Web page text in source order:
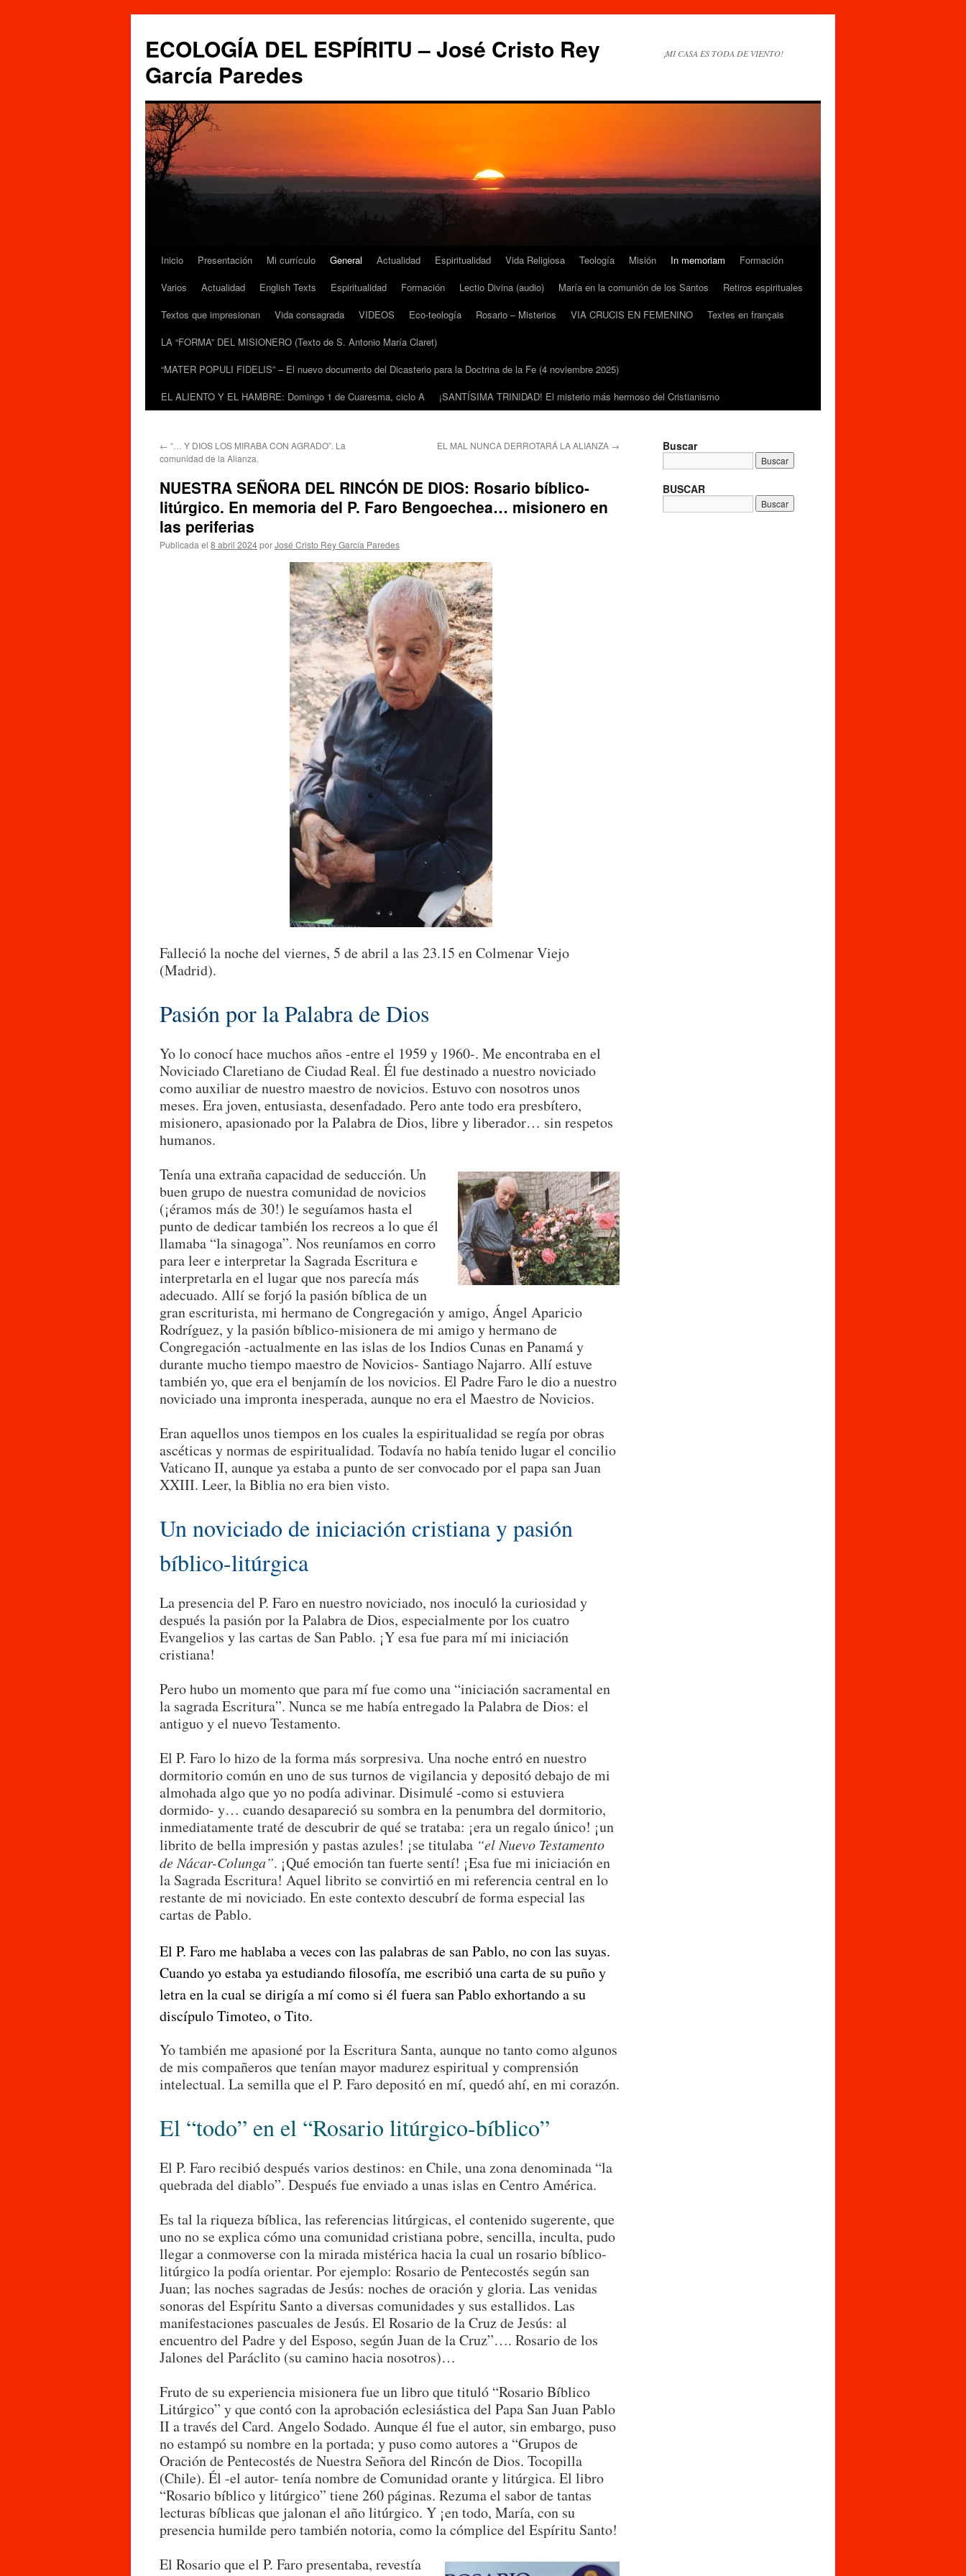
contenido
ECOLOGÍA DEL ESPÍRITU – José Cristo Rey
García Paredes
¡MI CASA ES TODA DE VIENTO!
Inicio Presentación Mi currículo General Actualidad Espiritualidad Vida Religiosa Teología Misión In memoriam
Formación
Varios
Actualidad English Texts Espiritualidad Formación Lectio Divina (audio) María en la comunión de los Santos
Retiros espirituales
Textos que impresionan
Vida consagrada VIDEOS Eco-teología Rosario – Misterios VIA CRUCIS EN FEMENINO
Textes en français
LA “FORMA” DEL MISIONERO (Texto de S. Antonio María Claret)
“MATER POPULI FIDELIS” – El nuevo documento del Dicasterio para la Doctrina de la Fe (4 noviembre 2025)
EL ALIENTO Y EL HAMBRE: Domingo 1 de Cuaresma, ciclo A
¡SANTÍSIMA TRINIDAD! El misterio más hermoso del Cristianismo
← “… Y DIOS LOS MIRABA CON AGRADO”. La
comunidad de la Alianza.
EL MAL NUNCA DERROTARÁ LA ALIANZA →
NUESTRA SEÑORA DEL RINCÓN DE DIOS: Rosario bíblico-
litúrgico. En memoria del P. Faro Bengoechea… misionero en
las periferias
Publicada el 8 abril 2024porJosé Cristo Rey García Paredes
Falleció la noche del viernes, 5 de abril a las 23.15 en Colmenar Viejo
(Madrid).
Pasión por la Palabra de Dios
Yo lo conocí hace muchos años -entre el 1959 y 1960-. Me encontraba en el
Noviciado Claretiano de Ciudad Real. Él fue destinado a nuestro noviciado
como auxiliar de nuestro maestro de novicios. Estuvo con nosotros unos
meses. Era joven, entusiasta, desenfadado. Pero ante todo era presbítero,
misionero, apasionado por la Palabra de Dios, libre y liberador… sin respetos
humanos.
Tenía una extraña capacidad de seducción. Un
buen grupo de nuestra comunidad de novicios
(¡éramos más de 30!) le seguíamos hasta el
punto de dedicar también los recreos a lo que él
llamaba “la sinagoga”. Nos reuníamos en corro
para leer e interpretar la Sagrada Escritura e
interpretarla en el lugar que nos parecía más
adecuado. Allí se forjó la pasión bíblica de un
gran escriturista, mi hermano de Congregación y amigo, Ángel Aparicio
Rodríguez, y la pasión bíblico-misionera de mi amigo y hermano de
Congregación -actualmente en las islas de los Indios Cunas en Panamá y
durante mucho tiempo maestro de Novicios- Santiago Najarro. Allí estuve
también yo, que era el benjamín de los novicios. El Padre Faro le dio a nuestro
noviciado una impronta inesperada, aunque no era el Maestro de Novicios.
Eran aquellos unos tiempos en los cuales la espiritualidad se regía por obras
ascéticas y normas de espiritualidad. Todavía no había tenido lugar el concilio
Vaticano II, aunque ya estaba a punto de ser convocado por el papa san Juan
XXIII. Leer, la Biblia no era bien visto.
Un noviciado de iniciación cristiana y pasión
bíblico-litúrgica
La presencia del P. Faro en nuestro noviciado, nos inoculó la curiosidad y
después la pasión por la Palabra de Dios, especialmente por los cuatro
Evangelios y las cartas de San Pablo. ¡Y esa fue para mí mi iniciación
cristiana!
Pero hubo un momento que para mí fue como una “iniciación sacramental en
la sagrada Escritura”. Nunca se me había entregado la Palabra de Dios: el
antiguo y el nuevo Testamento.
El P. Faro lo hizo de la forma más sorpresiva. Una noche entró en nuestro
dormitorio común en uno de sus turnos de vigilancia y depositó debajo de mi
almohada algo que yo no podía adivinar. Disimulé -como si estuviera
dormido- y… cuando desapareció su sombra en la penumbra del dormitorio,
inmediatamente traté de descubrir de qué se trataba: ¡era un regalo único! ¡un
librito de bella impresión y pastas azules! ¡se titulaba “el Nuevo Testamento
de Nácar-Colunga”. ¡Qué emoción tan fuerte sentí! ¡Esa fue mi iniciación en
la Sagrada Escritura! Aquel librito se convirtió en mi referencia central en lo
restante de mi noviciado. En este contexto descubrí de forma especial las
cartas de Pablo.
El P. Faro me hablaba a veces con las palabras de san Pablo, no con las suyas.
Cuando yo estaba ya estudiando filosofía, me escribió una carta de su puño y
letra en la cual se dirigía a mí como si él fuera san Pablo exhortando a su
discípulo Timoteo, o Tito.
Yo también me apasioné por la Escritura Santa, aunque no tanto como algunos
de mis compañeros que tenían mayor madurez espiritual y comprensión
intelectual. La semilla que el P. Faro depositó en mí, quedó ahí, en mi corazón.
El “todo” en el “Rosario litúrgico-bíblico”
El P. Faro recibió después varios destinos: en Chile, una zona denominada “la
quebrada del diablo”. Después fue enviado a unas islas en Centro América.
Es tal la riqueza bíblica, las referencias litúrgicas, el contenido sugerente, que
uno no se explica cómo una comunidad cristiana pobre, sencilla, inculta, pudo
llegar a conmoverse con la mirada mistérica hacia la cual un rosario bíblico-
litúrgico la podía orientar. Por ejemplo: Rosario de Pentecostés según san
Juan; las noches sagradas de Jesús: noches de oración y gloria. Las venidas
sonoras del Espíritu Santo a diversas comunidades y sus estallidos. Las
manifestaciones pascuales de Jesús. El Rosario de la Cruz de Jesús: al
encuentro del Padre y del Esposo, según Juan de la Cruz”…. Rosario de los
Jalones del Paráclito (su camino hacia nosotros)…
Fruto de su experiencia misionera fue un libro que tituló “Rosario Bíblico
Litúrgico” y que contó con la aprobación eclesiástica del Papa San Juan Pablo
II a través del Card. Angelo Sodado. Aunque él fue el autor, sin embargo, puso
no estampó su nombre en la portada; y puso como autores a “Grupos de
Oración de Pentecostés de Nuestra Señora del Rincón de Dios. Tocopilla
(Chile). Él -el autor- tenía nombre de Comunidad orante y litúrgica. El libro
“Rosario bíblico y litúrgico” tiene 260 páginas. Rezuma el sabor de tantas
lecturas bíblicas que jalonan el año litúrgico. Y ¡en todo, María, con su
presencia humilde pero también notoria, como la cómplice del Espíritu Santo!
El Rosario que el P. Faro presentaba, revestía
Buscar
BUSCAR